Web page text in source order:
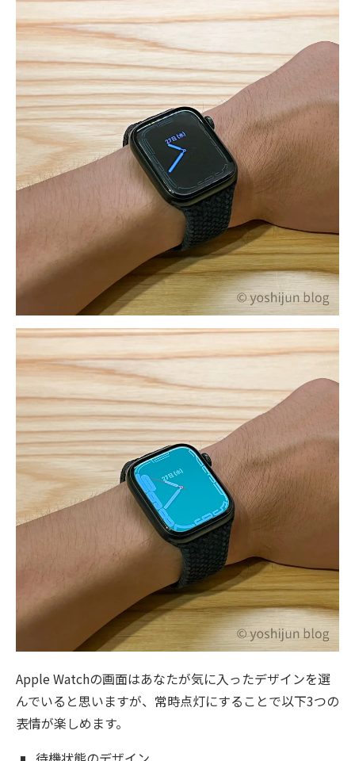
Apple Watchの画面はあなたが気に入ったデザインを選
んでいると思いますが、常時点灯にすることで以下3つの
表情が楽しめます。